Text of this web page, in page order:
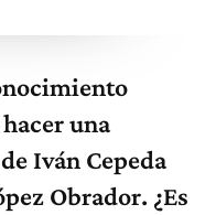
una
Iván Cepeda
Obrador. ¿Es